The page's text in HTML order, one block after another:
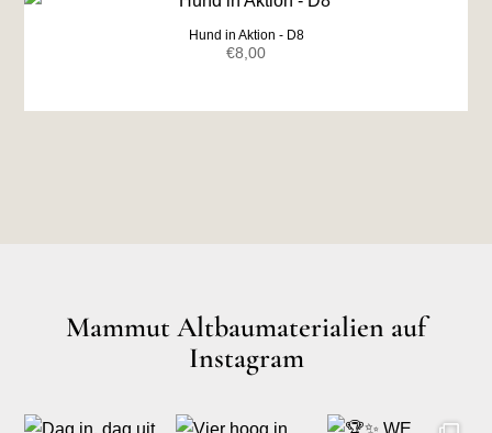
Hund in Aktion - D8
€8,00
Mammut Altbaumaterialien auf
Instagram